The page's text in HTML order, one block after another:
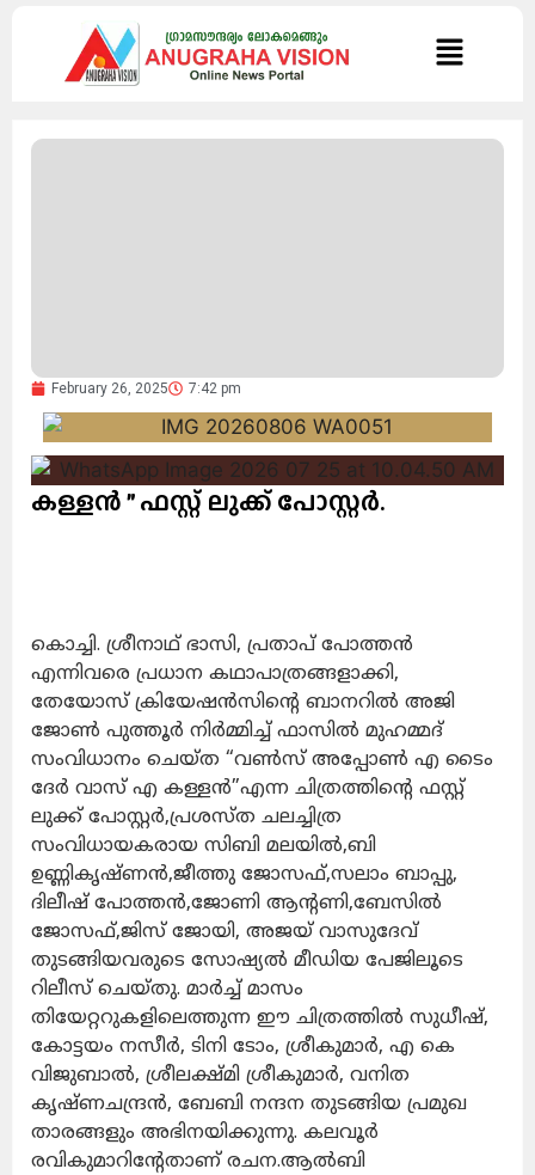
February 26, 2025 7:42 pm
കള്ളൻ ” ഫസ്റ്റ് ലുക്ക് പോസ്റ്റർ.
കൊച്ചി. ശ്രീനാഥ് ഭാസി, പ്രതാപ് പോത്തൻ
എന്നിവരെ പ്രധാന കഥാപാത്രങ്ങളാക്കി,
തേയോസ് ക്രിയേഷൻസിന്റെ ബാനറിൽ അജി
ജോൺ പുത്തൂർ നിർമ്മിച്ച് ഫാസിൽ മുഹമ്മദ്
സംവിധാനം ചെയ്ത “വൺസ് അപ്പോൺ എ ടൈം
ദേർ വാസ് എ കള്ളൻ”എന്ന ചിത്രത്തിന്റെ ഫസ്റ്റ്
ലുക്ക് പോസ്റ്റർ,പ്രശസ്ത ചലച്ചിത്ര
സംവിധായകരായ സിബി മലയിൽ,ബി
ഉണ്ണികൃഷ്ണൻ,ജീത്തു ജോസഫ്,സലാം ബാപ്പു,
ദിലീഷ് പോത്തൻ,ജോണി ആന്റണി,ബേസിൽ
ജോസഫ്,ജിസ് ജോയി, അജയ് വാസുദേവ്
തുടങ്ങിയവരുടെ സോഷ്യൽ മീഡിയ പേജിലൂടെ
റിലീസ് ചെയ്തു. മാർച്ച് മാസം
തിയേറ്ററുകളിലെത്തുന്ന ഈ ചിത്രത്തിൽ സുധീഷ്,
കോട്ടയം നസീർ, ടിനി ടോം, ശ്രീകുമാർ, എ കെ
വിജുബാൽ, ശ്രീലക്ഷ്മി ശ്രീകുമാർ, വനിത
കൃഷ്ണചന്ദ്രൻ, ബേബി നന്ദന തുടങ്ങിയ പ്രമുഖ
താരങ്ങളും അഭിനയിക്കുന്നു. കലവൂർ
രവികുമാറിന്റേതാണ് രചന.ആൽബി